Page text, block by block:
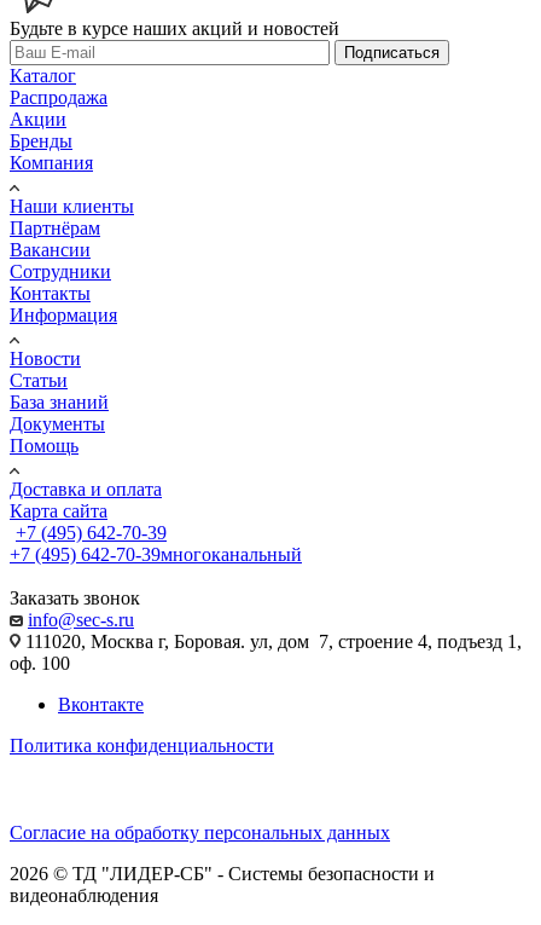
Будьте в курсе наших акций и новостей
Подписаться
Каталог
Распродажа
Акции
Бренды
Компания
Наши клиенты
Партнёрам
Вакансии
Сотрудники
Контакты
Информация
Новости
Статьи
База знаний
Документы
Помощь
Доставка и оплата
Карта сайта
+7 (495) 642-70-39
+7 (495) 642-70-39многоканальный
Заказать звонок
info@sec-s.ru
111020, Москва г, Боровая. ул, дом 7, строение 4, подъезд 1,
оф. 100
Вконтакте
Политика конфиденциальности
Согласие на обработку персональных данных
2026 © ТД "ЛИДЕР-СБ" - Системы безопасности и
видеонаблюдения